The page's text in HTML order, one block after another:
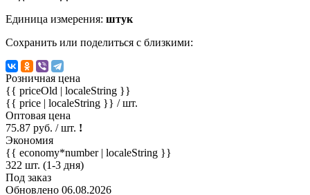
Единица измерения: штук
Сохранить или поделиться с близкими:
Розничная цена
{{ priceOld | localeString }}
{{ price | localeString }} / шт.
Оптовая цена
75.87 руб. / шт. !
Экономия
{{ economy*number | localeString }}
322 шт. (1-3 дня)
Под заказ
Обновлено 06.08.2026